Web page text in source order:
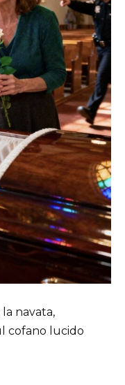
navata,
cofano lucido